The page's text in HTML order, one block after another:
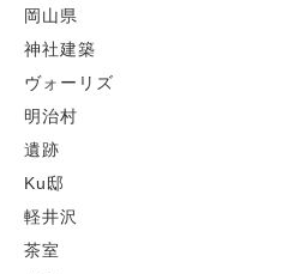
岡山県
神社建築
ヴォーリズ
明治村
遺跡
Ku邸
軽井沢
茶室